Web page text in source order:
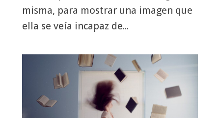
misma, para mostrar una imagen que
ella se veía incapaz de...